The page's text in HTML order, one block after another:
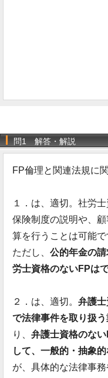
問1 解答・解説
FP倫理と関連法規に
１．は、適切。社労
保険制度の説明や、
算を行うことは可能で
ただし、 公的年金の
労士資格のないFPは
２．は、適切。 弁護
で法律事件を取り扱
り、 弁護士資格のな
して、一般的・抽象
が、具体的な法律事